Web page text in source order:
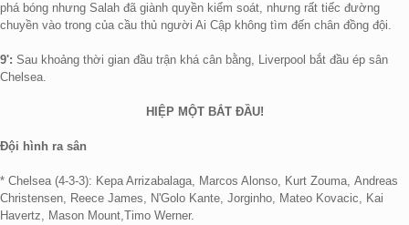
phá bóng nhưng Salah đã giành quyền kiểm soát, nhưng rất tiếc đường
chuyền vào trong của cầu thủ người Ai Cập không tìm đến chân đồng đội.
9': Sau khoảng thời gian đầu trận khá cân bằng, Liverpool bắt đầu ép sân
Chelsea.
HIỆP MỘT BẮT ĐẦU!
Đội hình ra sân
* Chelsea (4-3-3): Kepa Arrizabalaga, Marcos Alonso, Kurt Zouma, Andreas
Christensen, Reece James, N'Golo Kante, Jorginho, Mateo Kovacic, Kai
Havertz, Mason Mount,Timo Werner.